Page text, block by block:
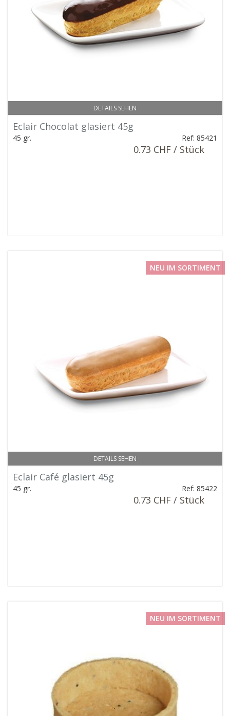
DETAILS SEHEN
Eclair Chocolat glasiert 45g
45 gr. Ref: 85421
0.73 CHF / Stück
DETAILS SEHEN
NEU IM SORTIMENT
Eclair Café glasiert 45g
45 gr. Ref: 85422
0.73 CHF / Stück
NEU IM SORTIMENT